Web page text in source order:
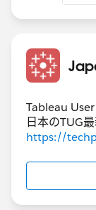
Tableau
日本のTUG
https://